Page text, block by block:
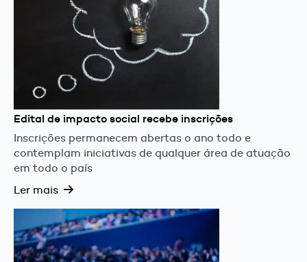
Edital de impacto social recebe inscrições
Inscrições permanecem abertas o ano todo e
contemplam iniciativas de qualquer área de atuação
em todo o país
Ler mais